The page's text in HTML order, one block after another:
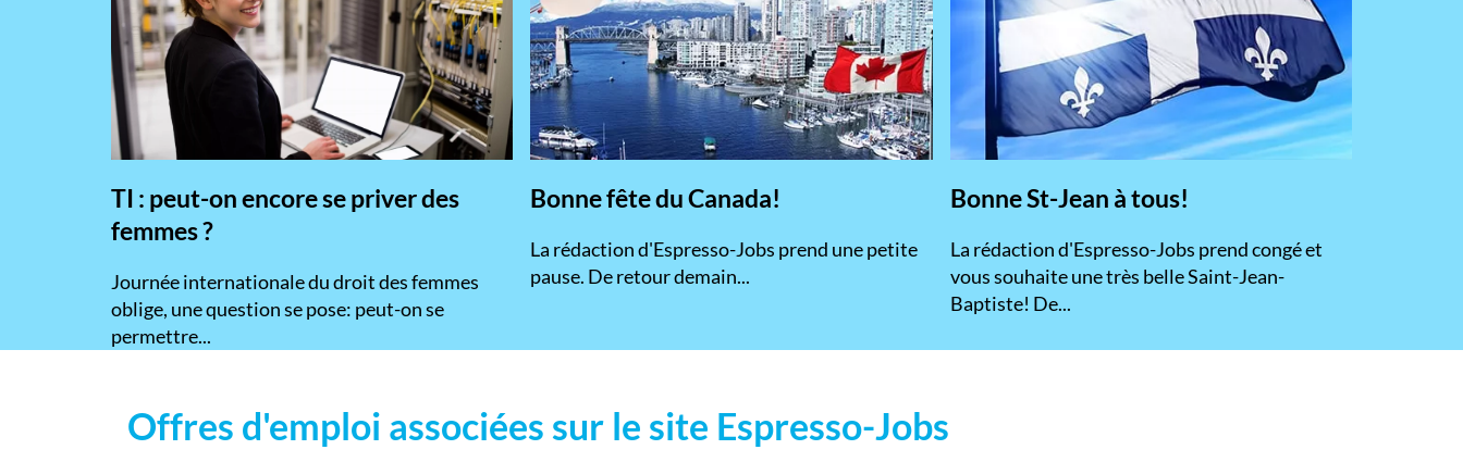
TI : peut-on encore se priver des
femmes ?
​Journée internationale du droit des femmes
oblige, une question se pose: peut-on se
permettre...
Bonne fête du Canada!
La rédaction d'Espresso-Jobs prend une petite
pause. De retour demain...
Bonne St-Jean à tous!
La rédaction d'Espresso-Jobs prend congé et
vous souhaite une très belle Saint-Jean-
Baptiste! De...
Offres d'emploi associées sur le site Espresso-Jobs